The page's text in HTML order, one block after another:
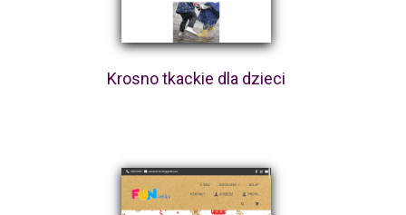
Krosno tkackie dla dzieci